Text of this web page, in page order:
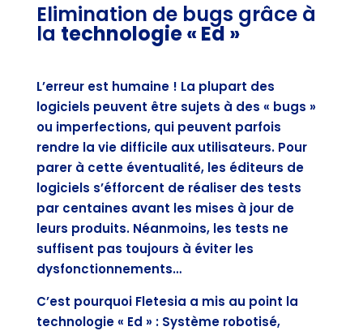
Elimination de bugs grâce à
la technologie « Ed »
L’erreur est humaine ! La plupart des
logiciels peuvent être sujets à des « bugs »
ou imperfections, qui peuvent parfois
rendre la vie difficile aux utilisateurs. Pour
parer à cette éventualité, les éditeurs de
logiciels s’éfforcent de réaliser des tests
par centaines avant les mises à jour de
leurs produits. Néanmoins, les tests ne
suffisent pas toujours à éviter les
dysfonctionnements…
C’est pourquoi Fletesia a mis au point la
technologie « Ed » : Système robotisé,